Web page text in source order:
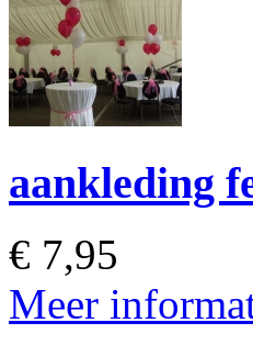
aankleding
€ 7,95
Meer